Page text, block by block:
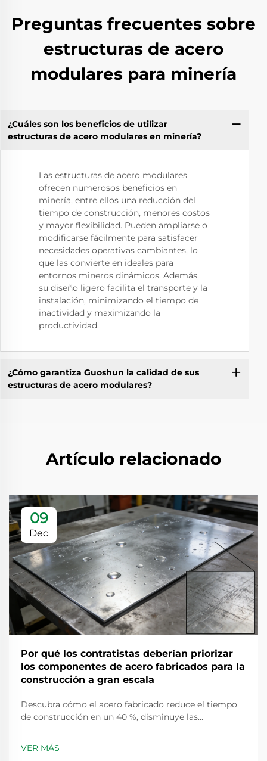
Preguntas frecuentes sobre
estructuras de acero
modulares para minería
¿Cuáles son los beneficios de utilizar
estructuras de acero modulares en minería?
Las estructuras de acero modulares
ofrecen numerosos beneficios en
minería, entre ellos una reducción del
tiempo de construcción, menores costos
y mayor flexibilidad. Pueden ampliarse o
modificarse fácilmente para satisfacer
necesidades operativas cambiantes, lo
que las convierte en ideales para
entornos mineros dinámicos. Además,
su diseño ligero facilita el transporte y la
instalación, minimizando el tiempo de
inactividad y maximizando la
productividad.
¿Cómo garantiza Guoshun la calidad de sus
estructuras de acero modulares?
Artículo relacionado
09
Dec
Por qué los contratistas deberían priorizar
los componentes de acero fabricados para la
construcción a gran escala
Descubra cómo el acero fabricado reduce el tiempo
de construcción en un 40 %, disminuye las
seguridad. Aprenda por qué los principales
contratistas priorizan la fabricación fuera de sitio para
VER MÁS